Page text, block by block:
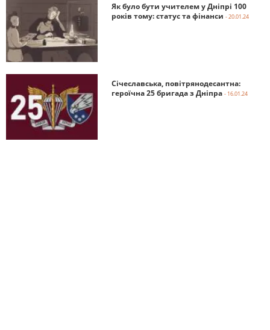
Як було бути учителем у Дніпрі 100
років тому: статус та фінанси - 20.01.24
Січеславська, повітрянодесантна:
героїчна 25 бригада з Дніпра - 16.01.24